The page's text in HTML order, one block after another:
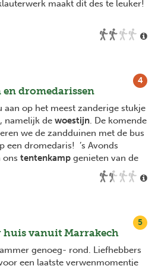
maakt dit des te leuker!
kasbahs
forten laten niemand
4
en dromedarissen
aan op het meest zanderige stukje
namelijk de woestijn. De komende
we de zandduinen met de bus
een dromedaris! ’s Avonds
ons tentenkamp genieten van de
nababbelen bij een
tijdens een demonstratie in
een specialiteit hier.
5
huis vanuit Marrakech
genoeg- rond. Liefhebbers
een laatste verwenmomentje